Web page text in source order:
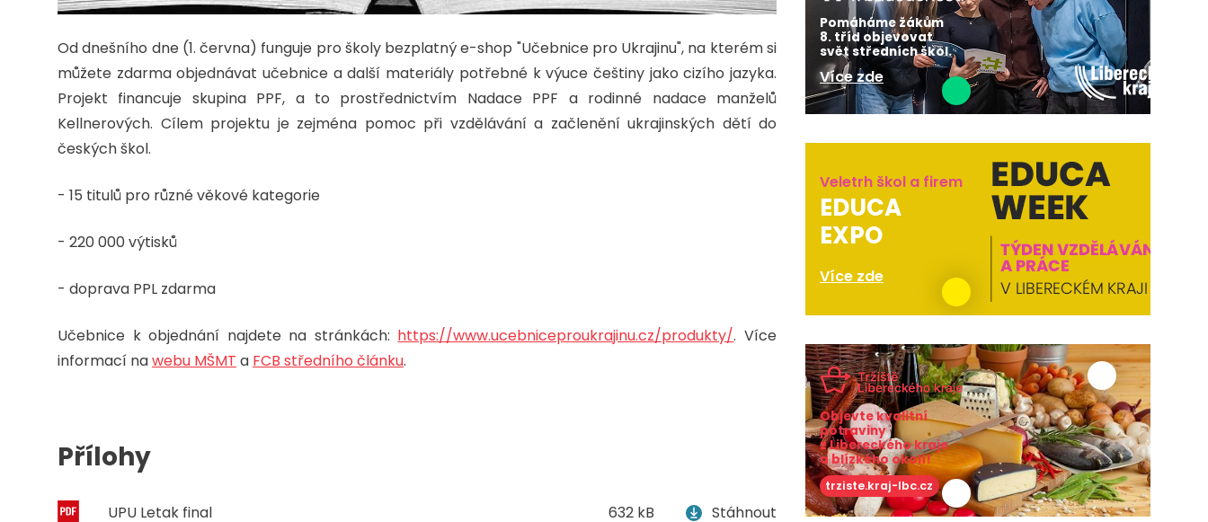
Od dnešního dne (1. června) funguje pro školy bezplatný e-shop "Učebnice pro Ukrajinu", na kterém si
můžete zdarma objednávat učebnice a další materiály potřebné k výuce češtiny jako cizího jazyka.
Projekt financuje skupina PPF, a to prostřednictvím Nadace PPF a rodinné nadace manželů
Kellnerových. Cílem projektu je zejména pomoc při vzdělávání a začlenění ukrajinských dětí do
českých škol.
- 15 titulů pro různé věkové kategorie
- 220 000 výtisků
- doprava PPL zdarma
Učebnice k objednání najdete na stránkách: https://www.ucebniceproukrajinu.cz/produkty/. Více
informací nawebu MŠMT a FCB středního článku.
Přílohy
UPU Letak final 632 kB Stáhnout
Pomáháme žákům
8. tříd objevovat
svět středních škol.
Více zde
Veletrh škol a firem
EDUCA
EXPO
Více zde
Objevte kvalitní
potraviny
z Libereckého kraje
a blízkého okolí!
trziste.kraj-lbc.cz